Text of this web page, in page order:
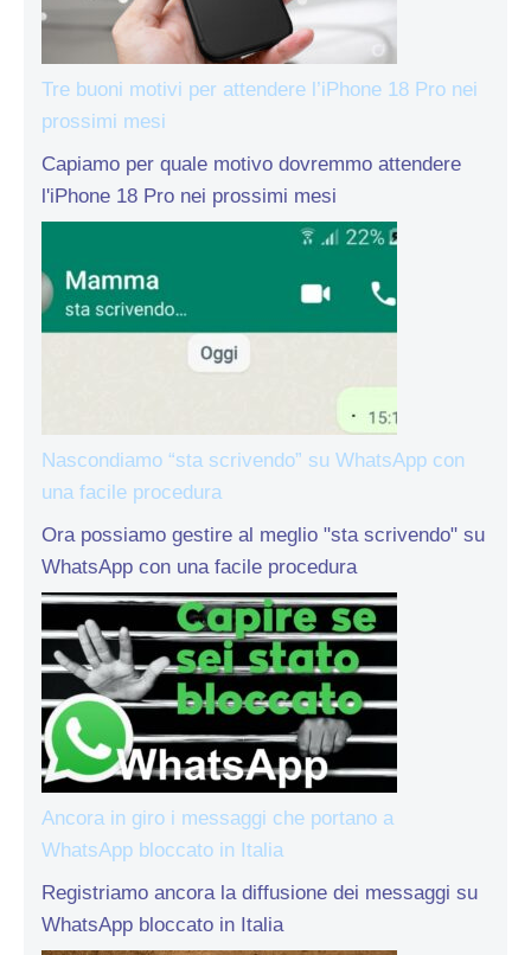
Tre buoni motivi per attendere l’iPhone 18 Pro nei
prossimi mesi
Capiamo per quale motivo dovremmo attendere
l'iPhone 18 Pro nei prossimi mesi
Nascondiamo “sta scrivendo” su WhatsApp con
una facile procedura
Ora possiamo gestire al meglio "sta scrivendo" su
WhatsApp con una facile procedura
Ancora in giro i messaggi che portano a
WhatsApp bloccato in Italia
Registriamo ancora la diffusione dei messaggi su
WhatsApp bloccato in Italia